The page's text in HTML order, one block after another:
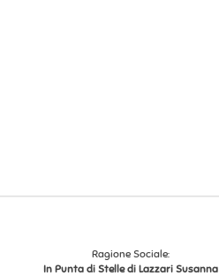
Ragione Sociale:
In Punta di Stelle di Lazzari Susanna